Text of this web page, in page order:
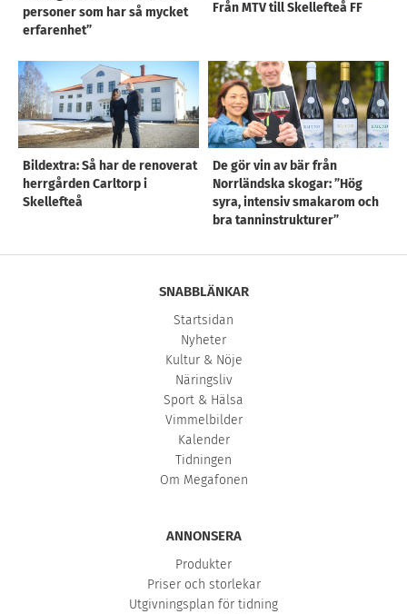
personer som har så mycket
erfarenhet”
Från MTV till Skellefteå FF
Bildextra: Så har de renoverat
herrgården Carltorp i
Skellefteå
De gör vin av bär från
Norrländska skogar: ”Hög
syra, intensiv smakarom och
bra tanninstrukturer”
SNABBLÄNKAR
Startsidan
Nyheter
Kultur & Nöje
Näringsliv
Sport & Hälsa
Vimmelbilder
Kalender
Tidningen
Om Megafonen
ANNONSERA
Produkter
Priser och storlekar
Utgivningsplan för tidning